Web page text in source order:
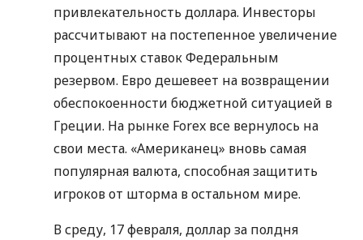
привлекательность доллара. Инвесторы
рассчитывают на постепенное увеличение
процентных ставок Федеральным
резервом. Евро дешевеет на возвращении
обеспокоенности бюджетной ситуацией в
Греции. На рынке Forex все вернулось на
свои места. «Американец» вновь самая
популярная валюта, способная защитить
игроков от шторма в остальном мире.
В среду, 17 февраля, доллар за полдня